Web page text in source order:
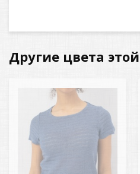
Другие цвета